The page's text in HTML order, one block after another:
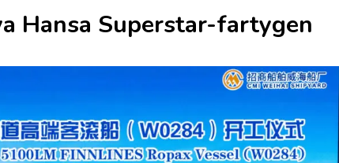
Hansa Superstar-fartygen